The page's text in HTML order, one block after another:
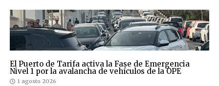
El Puerto de Tarifa activa la Fase de Emergencia
Nivel 1 por la avalancha de vehículos de la OPE
1 agosto 2026